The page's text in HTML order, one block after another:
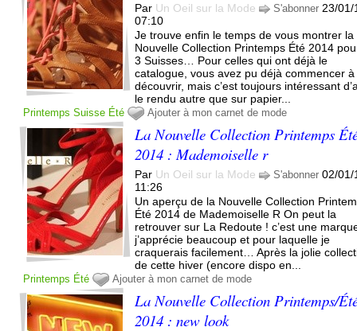
Par Un Oeil sur la Mode S'abonner 23/01/
07:10
Je trouve enfin le temps de vous montrer la
Nouvelle Collection Printemps Été 2014
3 Suisses… Pour celles qui ont déjà le
catalogue, vous avez pu déjà commencer à
découvrir, mais c’est toujours intéressant
le rendu autre que sur papier...
Printemps Suisse Été Ajouter à mon carnet de mode
La Nouvelle Collection Printemps
2014 : Mademoiselle r
Par Un Oeil sur la Mode S'abonner 02/01/
11:26
Un aperçu de la Nouvelle Collection
Été 2014 de Mademoiselle R On peut la
retrouver sur La Redoute ! c’est une
j’apprécie beaucoup et pour laquelle je
craquerais facilement… Après la jolie
de cette hiver (encore dispo en...
Printemps Été Ajouter à mon carnet de mode
La Nouvelle Collection Printemps/
2014 : new look